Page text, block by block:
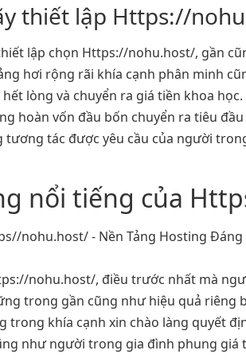
thiết lập Https://
lập chọn Https://nohu.host/, gần
hơi rộng rãi khía cạnh phân minh
lòng và chuyển ra giá tiền khoa
hoàn vốn đầu bốn chuyển ra tiêu
tương tác được yêu cầu của người
nổi tiếng của
nohu.host/, điều trước nhất mà
trong gần cũng như hiệu quả riêng
trong khía cạnh xin chào làng quyết
như người trong gia đình phung giá